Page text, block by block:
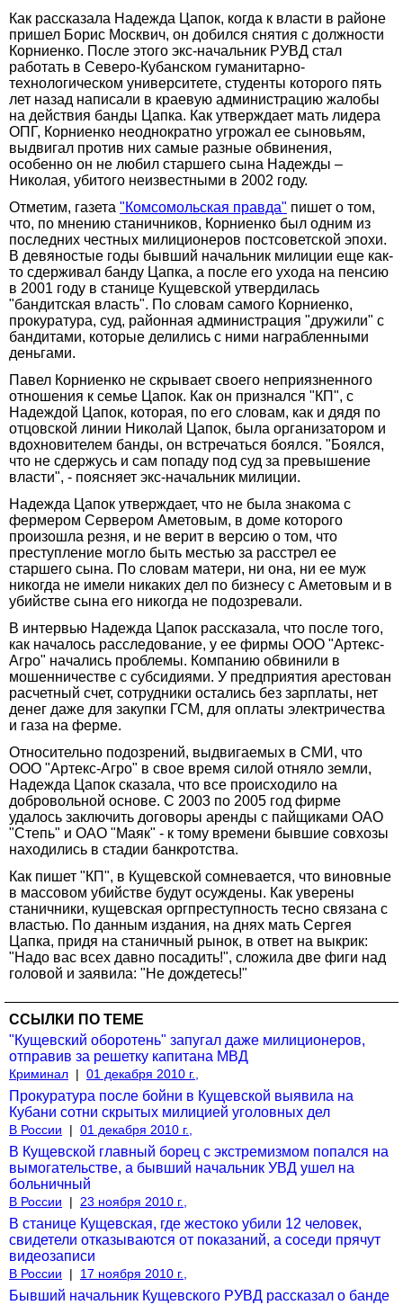
Как рассказала Надежда Цапок, когда к власти в районе
пришел Борис Москвич, он добился снятия с должности
Корниенко. После этого экс-начальник РУВД стал
работать в Северо-Кубанском гуманитарно-
технологическом университете, студенты которого пять
лет назад написали в краевую администрацию жалобы
на действия банды Цапка. Как утверждает мать лидера
ОПГ, Корниенко неоднократно угрожал ее сыновьям,
выдвигал против них самые разные обвинения,
особенно он не любил старшего сына Надежды –
Николая, убитого неизвестными в 2002 году.
Отметим, газета "Комсомольская правда" пишет о том,
что, по мнению станичников, Корниенко был одним из
последних честных милиционеров постсоветской эпохи.
В девяностые годы бывший начальник милиции еще как-
то сдерживал банду Цапка, а после его ухода на пенсию
в 2001 году в станице Кущевской утвердилась
"бандитская власть". По словам самого Корниенко,
прокуратура, суд, районная администрация "дружили" с
бандитами, которые делились с ними награбленными
деньгами.
Павел Корниенко не скрывает своего неприязненного
отношения к семье Цапок. Как он признался "КП", с
Надеждой Цапок, которая, по его словам, как и дядя по
отцовской линии Николай Цапок, была организатором и
вдохновителем банды, он встречаться боялся. "Боялся,
что не сдержусь и сам попаду под суд за превышение
власти", - поясняет экс-начальник милиции.
Надежда Цапок утверждает, что не была знакома с
фермером Сервером Аметовым, в доме которого
произошла резня, и не верит в версию о том, что
преступление могло быть местью за расстрел ее
старшего сына. По словам матери, ни она, ни ее муж
никогда не имели никаких дел по бизнесу с Аметовым и в
убийстве сына его никогда не подозревали.
В интервью Надежда Цапок рассказала, что после того,
как началось расследование, у ее фирмы ООО "Артекс-
Агро" начались проблемы. Компанию обвинили в
мошенничестве с субсидиями. У предприятия арестован
расчетный счет, сотрудники остались без зарплаты, нет
денег даже для закупки ГСМ, для оплаты электричества
и газа на ферме.
Относительно подозрений, выдвигаемых в СМИ, что
ООО "Артекс-Агро" в свое время силой отняло земли,
Надежда Цапок сказала, что все происходило на
добровольной основе. С 2003 по 2005 год фирме
удалось заключить договоры аренды с пайщиками ОАО
"Степь" и ОАО "Маяк" - к тому времени бывшие совхозы
находились в стадии банкротства.
Как пишет "КП", в Кущевской сомневается, что виновные
в массовом убийстве будут осуждены. Как уверены
станичники, кущевская оргпреступность тесно связана с
властью. По данным издания, на днях мать Сергея
Цапка, придя на станичный рынок, в ответ на выкрик:
"Надо вас всех давно посадить!", сложила две фиги над
головой и заявила: "Не дождетесь!"
ССЫЛКИ ПО ТЕМЕ
"Кущевский оборотень" запугал даже милиционеров,
отправив за решетку капитана МВД
Криминал | 01 декабря 2010 г.,
Прокуратура после бойни в Кущевской выявила на
Кубани сотни скрытых милицией уголовных дел
В России | 01 декабря 2010 г.,
В Кущевской главный борец с экстремизмом попался на
вымогательстве, а бывший начальник УВД ушел на
больничный
В России | 23 ноября 2010 г.,
В станице Кущевская, где жестоко убили 12 человек,
свидетели отказываются от показаний, а соседи прячут
видеозаписи
В России | 17 ноября 2010 г.,
Бывший начальник Кущевского РУВД рассказал о банде